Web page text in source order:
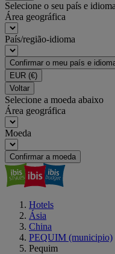
Selecione o seu país e
Área geográfica
País/região-idioma
Confirmar o meu país e
EUR (€)
Voltar
Selecione a moeda abaixo
Área geográfica
Moeda
Confirmar a moeda
Hotels
Ásia
China
PEQUIM (municipio)
Pequim